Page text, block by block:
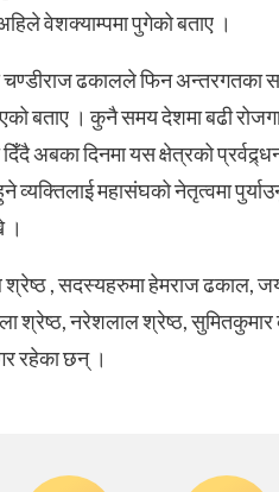
वेशक्याम्पमा पुगेको बताए ।
चण्डीराज ढकालले फिन अन्तरगतका
बताए । कुनै समय देशमा बढी
दिँदै अबका दिनमा यस क्षेत्रको
व्यक्तिलाई महासंघको नेतृत्वमा
।
श्रेष्ठ , सदस्यहरुमा हेमराज ढकाल,
श्रेष्ठ, नरेशलाल श्रेष्ठ,
रहेका छन् ।